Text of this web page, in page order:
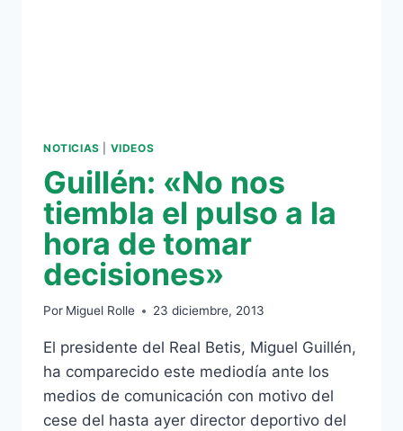
NOTICIAS VIDEOS
Guillén: «No nos
tiembla el pulso a la
hora de tomar
decisiones»
Por Miguel Rolle 23 diciembre, 2013
El presidente del Real Betis, Miguel Guillén,
ha comparecido este mediodía ante los
medios de comunicación con motivo del
cese del hasta ayer director deportivo del